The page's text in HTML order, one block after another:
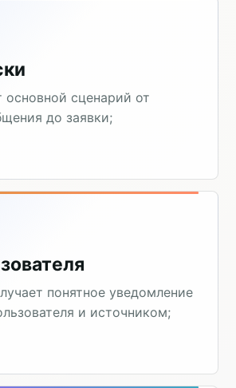
основной сценарий от
до заявки;
понятное уведомление
и источником;